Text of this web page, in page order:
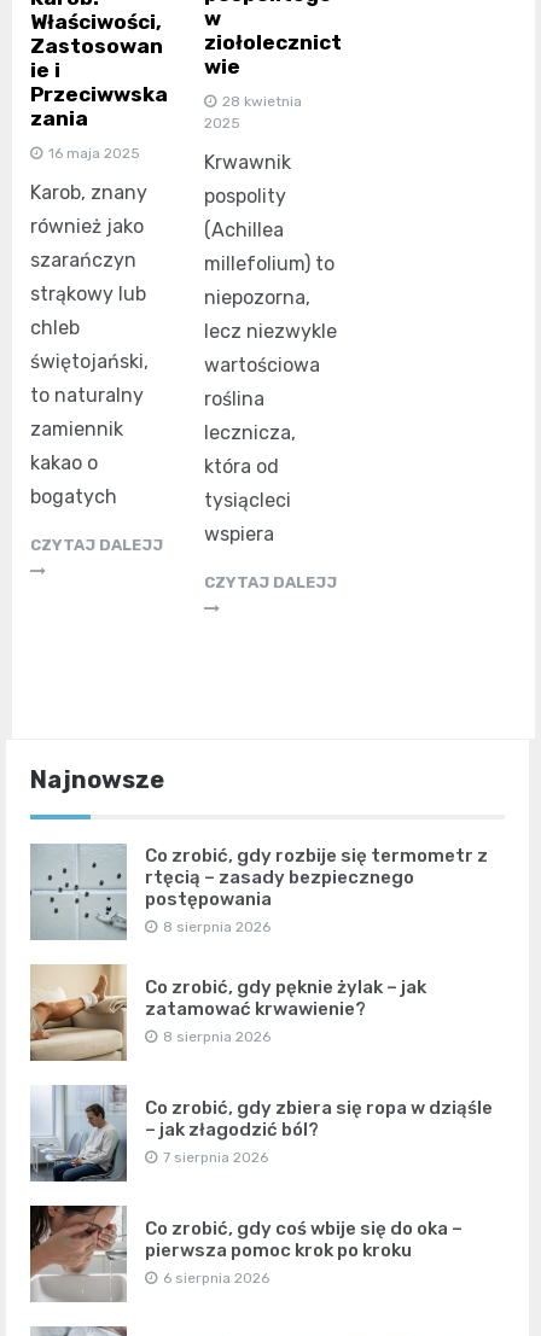
Właściwości,
Zastosowan
ie i
Przeciwwska
zania
16 maja 2025
Karob, znany
również jako
szarańczyn
strąkowy lub
chleb
świętojański,
to naturalny
zamiennik
kakao o
bogatych
CZYTAJ DALEJJ
w
ziołolecznict
wie
28 kwietnia
2025
Krwawnik
pospolity
(Achillea
millefolium) to
niepozorna,
lecz niezwykle
wartościowa
roślina
lecznicza,
która od
tysiącleci
wspiera
CZYTAJ DALEJJ
Najnowsze
Co zrobić, gdy rozbije się termometr z
rtęcią – zasady bezpiecznego
postępowania
8 sierpnia 2026
Co zrobić, gdy pęknie żylak – jak
zatamować krwawienie?
8 sierpnia 2026
Co zrobić, gdy zbiera się ropa w dziąśle
– jak złagodzić ból?
7 sierpnia 2026
Co zrobić, gdy coś wbije się do oka –
pierwsza pomoc krok po kroku
6 sierpnia 2026